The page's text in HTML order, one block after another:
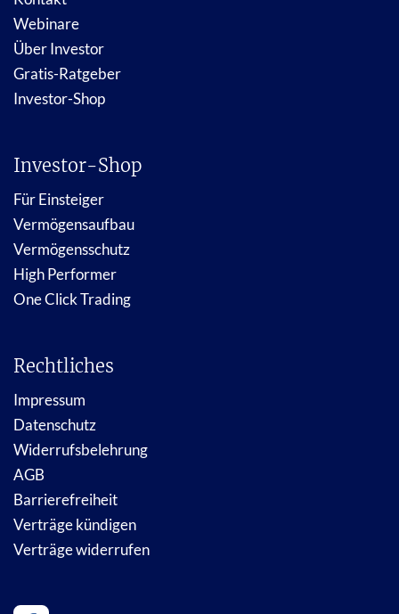
Webinare
Über Investor
Gratis-Ratgeber
Investor-Shop
Investor-Shop
Für Einsteiger
Vermögensaufbau
Vermögensschutz
High Performer
One Click Trading
Rechtliches
Impressum
Datenschutz
Widerrufsbelehrung
AGB
Barrierefreiheit
Verträge kündigen
Verträge widerrufen